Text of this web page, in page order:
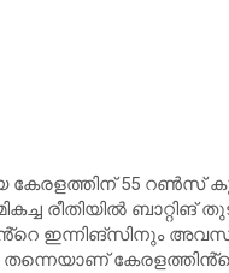
കേരളത്തിന് 55 റൺസ്
രീതിയിൽ ബാറ്റിങ്
ഇന്നിങ്സിനും